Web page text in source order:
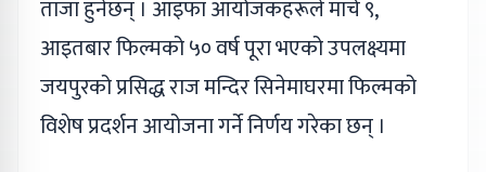
ताजा हुनेछन् । आइफा आयोजकहरूले मार्च ९,
आइतबार फिल्मको ५० वर्ष पूरा भएको उपलक्ष्यमा
जयपुरको प्रसिद्ध राज मन्दिर सिनेमाघरमा फिल्मको
विशेष प्रदर्शन आयोजना गर्ने निर्णय गरेका छन् ।